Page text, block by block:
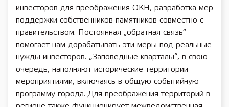
инвесторов для преображения ОКН, разработка мер
поддержки собственников памятников совместно с
правительством. Постоянная „обратная связь“
помогает нам дорабатывать эти меры под реальные
нужды инвесторов. „Заповедные кварталы“, в свою
очередь, наполняют исторические территории
мероприятиями, включаясь в общую событийную
программу города. Для преображения территорий в